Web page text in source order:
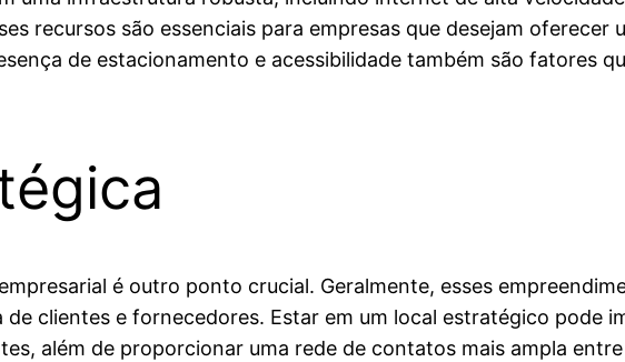
recursos são essenciais para empresas que desejam oferecer
de estacionamento e acessibilidade também são fatores
é outro ponto crucial. Geralmente, esses
clientes e fornecedores. Estar em um local estratégico pode
além de proporcionar uma rede de contatos mais ampla